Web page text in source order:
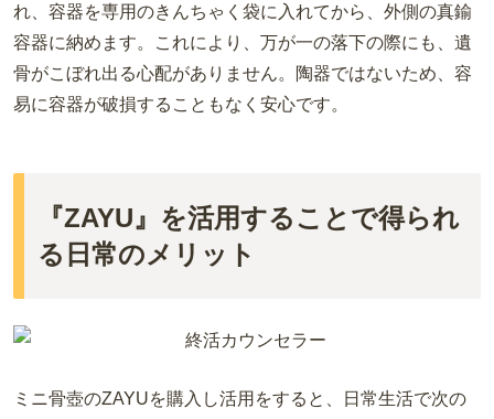
れ、容器を専用のきんちゃく袋に入れてから、外側の真鍮
容器に納めます。これにより、万が一の落下の際にも、遺
骨がこぼれ出る心配がありません。陶器ではないため、容
易に容器が破損することもなく安心です。
『ZAYU』を活用することで得られ
る日常のメリット
ミニ骨壺のZAYUを購入し活用をすると、日常生活で次の